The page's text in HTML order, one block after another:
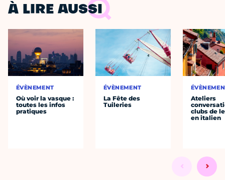
À LIRE AUSSI
ÉVÈNEMENT
Où voir la vasque :
toutes les infos
pratiques
ÉVÈNEMENT
La Fête des
Tuileries
Ateliers
clubs de
en italien